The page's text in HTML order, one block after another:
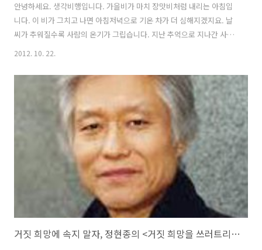
안녕하세요. 생각비행입니다. 가을비가 마치 장맛비처럼 내리는 아침입
니다. 이 비가 그치고 나면 아침저녁으로 기온 차가 더 심해지겠지요. 날
씨가 추워질수록 사람의 온기가 그립습니다. 지난 추억으로 지나간 사람
이든, 지금 만나는 사람이든, 함께 이야기할 사람이 그립습니다. 산이 갈
그립습니다. 옷을 두껍게 입을수록, 체온의 소중함을 느낄수록 사람에 대
한 그리움이 커지는 것은 인지상정이 아닐까 싶습니다. 사랑하는 사람이
라도 있다면, 아무리 가까운 곳에 있어도 마음의 그리움이 사뭇 커지는
계절입니다. 너를 기다리는 동안 네가 오기로 한 그 자리에 내가 미리가
너를 기다리는 동안 다가오는 모든 발자국은 내 가슴에 쿵쿵거린다 바스
락거리는 나뭇잎 하..
2012. 10. 22.
거짓 희망에 속지 말자, 정현종의 <거짓 희망을 쓰러트리는 우리들의 희망>